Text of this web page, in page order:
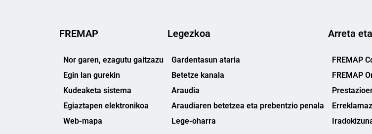
FREMAP
Nor garen, ezagutu gaitzazu
Egin lan gurekin
Kudeaketa sistema
Egiaztapen elektronikoa
Web-mapa
Legezkoa
Gardentasun ataria
Betetze kanala
Araudia
Araudiaren betetzea eta prebentzio penala
Lege-oharra
Arreta
FREMAP
FREMAP